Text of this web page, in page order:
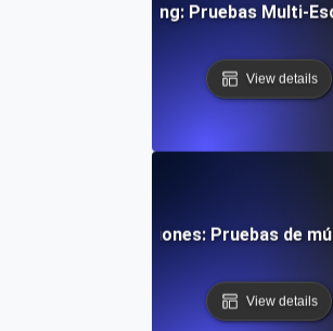
Dynamic Pricing: Pruebas Multi-
View details
y notificaciones: Pruebas de
View details